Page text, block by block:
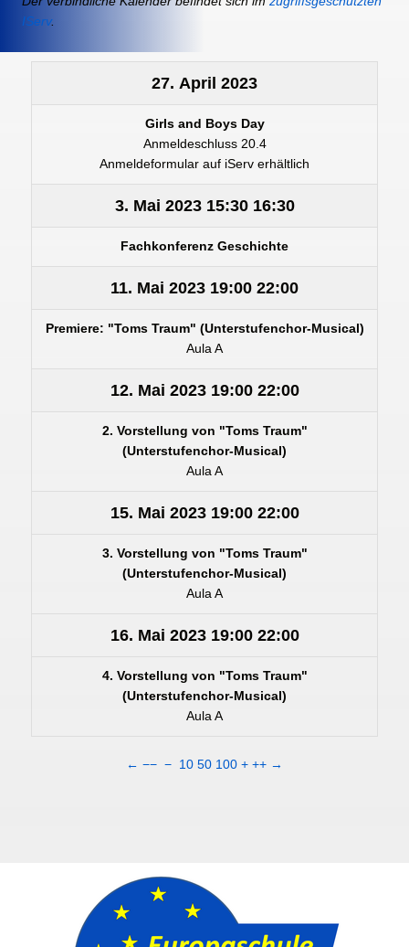
IServ.
27. April 2023
Girls and Boys Day
Anmeldeschluss 20.4
Anmeldeformular auf iServ erhältlich
3. Mai 202315:30 16:30
Fachkonferenz Geschichte
11. Mai 2023 19:00 22:00
Premiere: "Toms Traum" (Unterstufenchor-Musical)
Aula A
12. Mai 202319:00 22:00
2. Vorstellung von "Toms Traum"
(Unterstufenchor-Musical)
Aula A
15. Mai 202319:00 22:00
3. Vorstellung von "Toms Traum"
(Unterstufenchor-Musical)
Aula A
16. Mai 202319:00 22:00
4. Vorstellung von "Toms Traum"
(Unterstufenchor-Musical)
Aula A
← −− − 10 50 100 + ++ →